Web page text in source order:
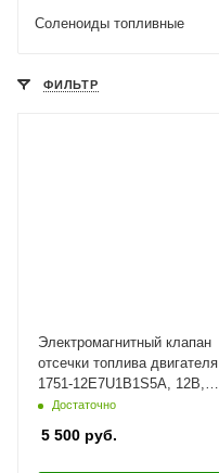
Соленоиды топливные
ФИЛЬТР
Электромагнитный клапан
отсечки топлива двигателя
1751-12E7U1B1S5A, 12В,
для СUMМINS | NSS072
Достаточно
5 500 руб.